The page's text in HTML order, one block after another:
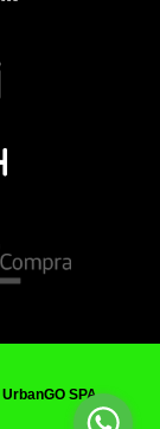
UrbanGO SPA.